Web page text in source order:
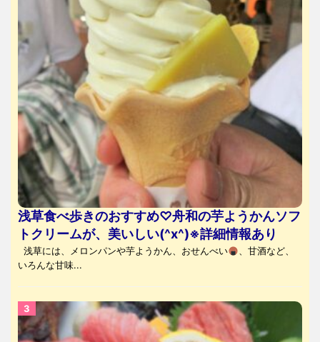
浅草食べ歩きのおすすめ♡舟和の芋ようかんソフ
トクリームが、美いしい(^x^)※詳細情報あり
浅草には、メロンパンや芋ようかん、おせんべい
、甘酒など、
いろんな甘味...